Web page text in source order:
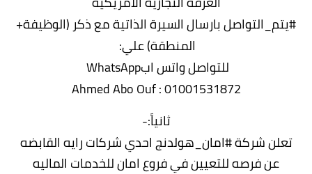
#يتم_التواصل بارسال السيرة الذاتية مع ذكر (الوظيفة+
المنطقة) علي:
للتواصل واتس ابWhatsApp
Ahmed Abo Ouf : 01001531872
ثانياً:-
تعلن شركة #امان_هولدنج احدي شركات رايه القابضه
عن فرصه للتعيين في فروع امان للخدمات الماليه